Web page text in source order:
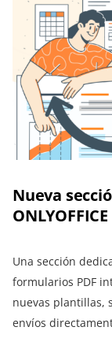
Nueva
ONLYOFFICE
Una sección
formularios PDF
nuevas plantillas,
envíos